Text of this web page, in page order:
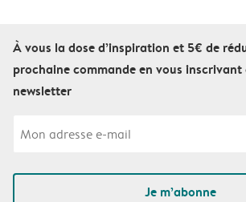
À vous la dose d’inspiration et 5€ de
prochaine commande en vous
newsletter
Je m’abonne